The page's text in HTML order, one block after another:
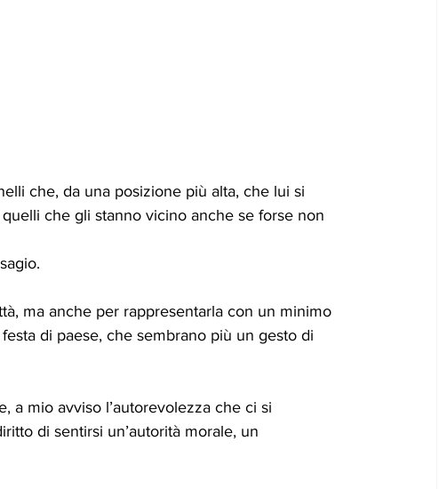
che, da una posizione più alta, che lui si
che gli stanno vicino anche se forse non
ma anche per rappresentarla con un minimo
di paese, che sembrano più un gesto di
a mio avviso l’autorevolezza che ci si
di sentirsi un’autorità morale, un